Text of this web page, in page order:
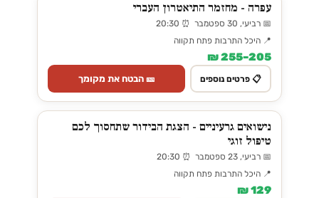
עפרה - מחזמר התיאטרון העברי
📅 רביעי, 30 ספטמבר ⏰ 20:30
📍 היכל התרבות פתח תקווה
205–255 ₪
📋 פרטים נוספים 🎫 הבטח את מקומך
נישואים גרעיניים - הצגת הבידור שתחסוך לכם
טיפול זוגי
📅 רביעי, 23 ספטמבר ⏰ 20:30
📍 היכל התרבות פתח תקווה
129 ₪